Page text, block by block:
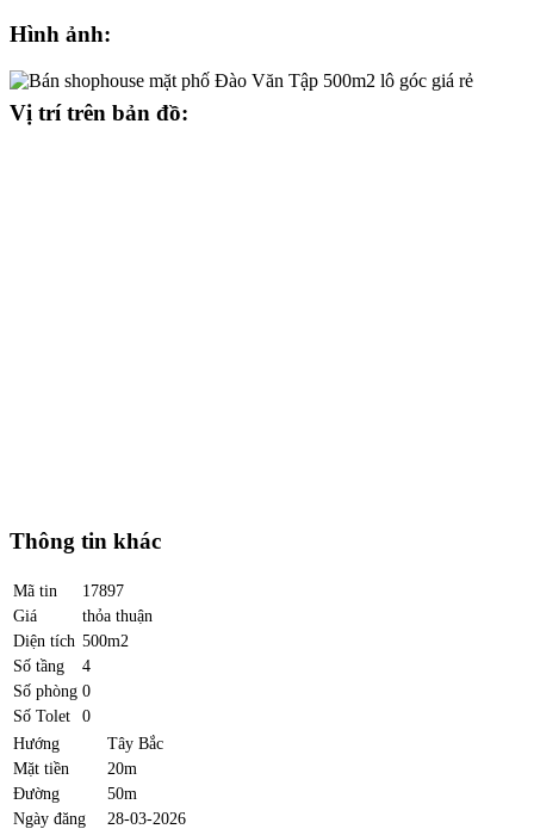
Hình ảnh:
Vị trí trên bản đồ:
Thông tin khác
Mã tin
17897
Giá
thỏa thuận
Diện tích 500m2
Số tầng
4
Số phòng 0
Số Tolet
0
Hướng
Tây Bắc
Mặt tiền
20m
Đường
50m
Ngày đăng
28-03-2026